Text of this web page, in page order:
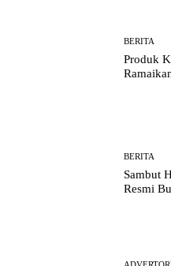
BERITA
Produk
BERITA
Sambut
Resmi